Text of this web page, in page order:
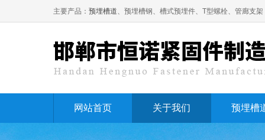
主要产品： 预埋槽道、预埋槽钢、槽式预埋件、T型螺栓、管廊支架
网站首页 关于我们 预埋槽